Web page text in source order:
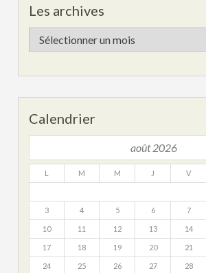
Les archives
Les
archives
Calendrier
août 2026
L M M J V
3 4 5 6 7
10 11 12 13 14
17 18 19 20 21
24 25 26 27 28